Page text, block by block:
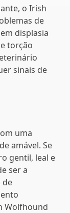
o Irish
de
displasia
torção
sinais de
uma
amável. Se
gentil, leal e
ser a
de
Wolfhound